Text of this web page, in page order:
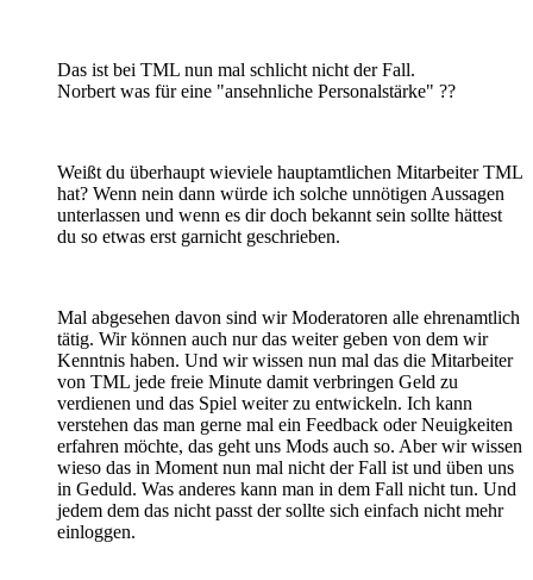
Das ist bei TML nun mal schlicht nicht der Fall.
Norbert was für eine "ansehnliche Personalstärke" ??
Weißt du überhaupt wieviele hauptamtlichen Mitarbeiter TML
hat? Wenn nein dann würde ich solche unnötigen Aussagen
unterlassen und wenn es dir doch bekannt sein sollte hättest
du so etwas erst garnicht geschrieben.
Mal abgesehen davon sind wir Moderatoren alle ehrenamtlich
tätig. Wir können auch nur das weiter geben von dem wir
Kenntnis haben. Und wir wissen nun mal das die Mitarbeiter
von TML jede freie Minute damit verbringen Geld zu
verdienen und das Spiel weiter zu entwickeln. Ich kann
verstehen das man gerne mal ein Feedback oder Neuigkeiten
erfahren möchte, das geht uns Mods auch so. Aber wir wissen
wieso das in Moment nun mal nicht der Fall ist und üben uns
in Geduld. Was anderes kann man in dem Fall nicht tun. Und
jedem dem das nicht passt der sollte sich einfach nicht mehr
einloggen.